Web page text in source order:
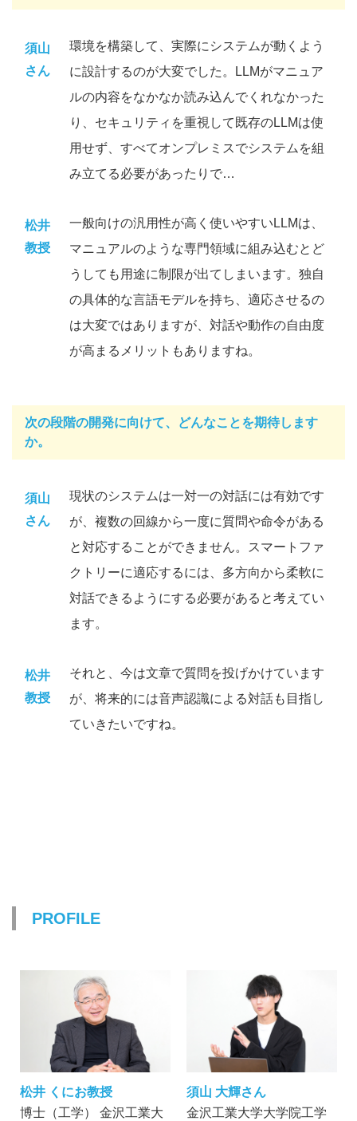
須山
さん
環境を構築して、実際にシステムが動くよう
に設計するのが大変でした。LLMがマニュア
ルの内容をなかなか読み込んでくれなかった
り、セキュリティを重視して既存のLLMは使
用せず、すべてオンプレミスでシステムを組
み立てる必要があったりで…
松井
教授
一般向けの汎用性が高く使いやすいLLMは、
マニュアルのような専門領域に組み込むとど
うしても用途に制限が出てしまいます。独自
の具体的な言語モデルを持ち、適応させるの
は大変ではありますが、対話や動作の自由度
が高まるメリットもありますね。
次の段階の開発に向けて、どんなことを期待します
か。
須山
さん
現状のシステムは一対一の対話には有効です
が、複数の回線から一度に質問や命令がある
と対応することができません。スマートファ
クトリーに適応するには、多方向から柔軟に
対話できるようにする必要があると考えてい
ます。
松井
教授
それと、今は文章で質問を投げかけています
が、将来的には音声認識による対話も目指し
ていきたいですね。
PROFILE
松井 くにお教授
博士（工学） 金沢工業大
須山 大輝さん
金沢工業大学大学院工学